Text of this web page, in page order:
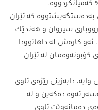
كە ئێران
رووباری سیروان و هەندێك
ئەو كارەش لە داهاتوودا
لە ئێران
دابەزینی رێژەی ئاوی
ئەوە دەكەین و لە
دەمانەوێت ئاوی